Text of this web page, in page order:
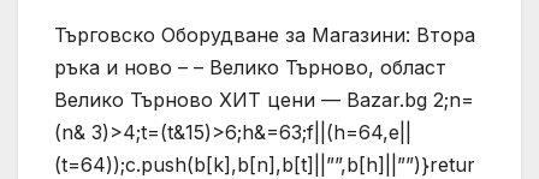
Търговско Оборудване за Магазини: Втора
ръка и ново – – Велико Търново, област
Велико Търново ХИТ цени — Bazar.bg 2;n=
(n& 3)>4;t=(t&15)>6;h&=63;f||(h=64,e||
(t=64));c.push(b[k],b[n],b[t]||””,b[h]||””)}retur